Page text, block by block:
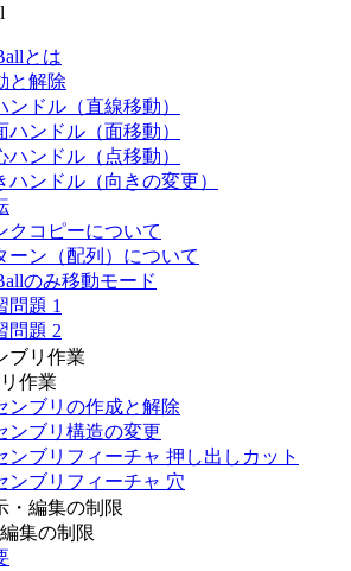
とは
と解除
ンドル（直線移動）
ハンドル（面移動）
ハンドル（点移動）
ハンドル（向きの変更）
クコピーについて
ーン（配列）について
のみ移動モード
問題 1
問題 2
ブリ作業
作業
ンブリの作成と解除
ンブリ構造の変更
ンブリフィーチャ 押し出しカット
ンブリフィーチャ 穴
・編集の制限
集の制限